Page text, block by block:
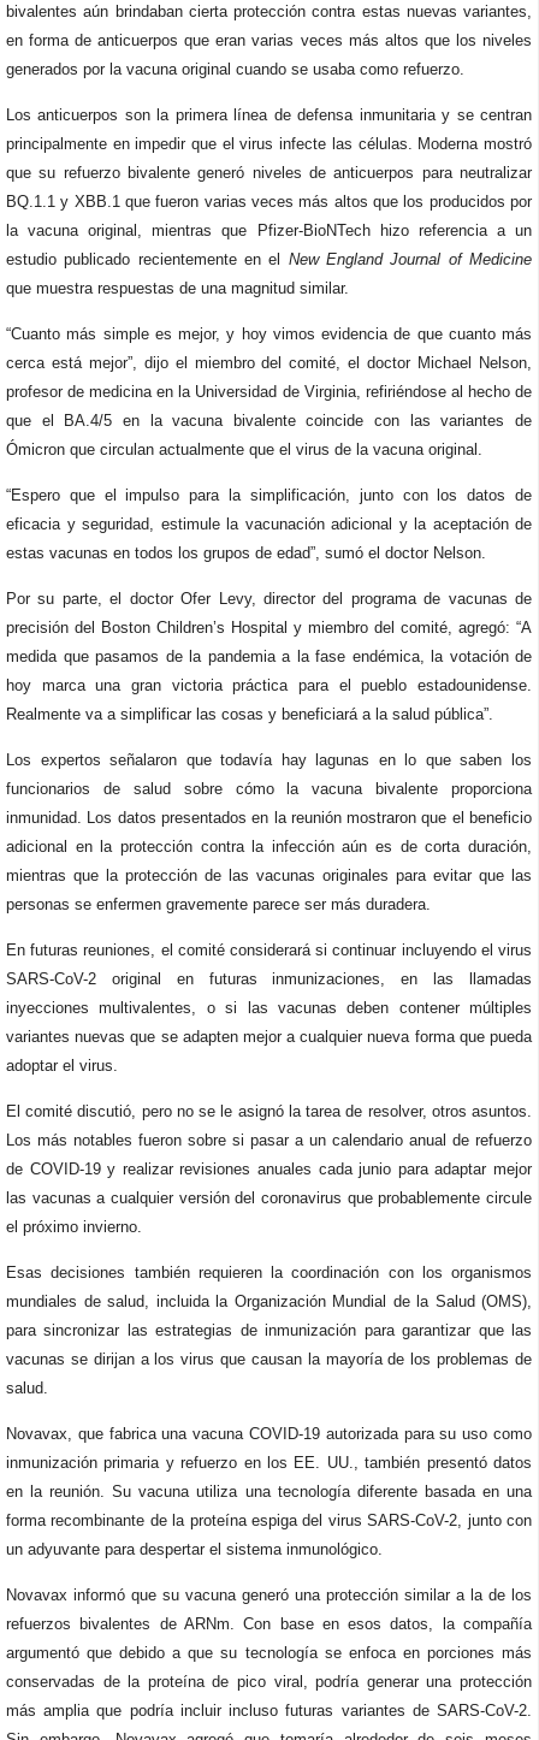
bivalentes aún brindaban cierta protección contra estas nuevas variantes,
en forma de anticuerpos que eran varias veces más altos que los niveles
generados por la vacuna original cuando se usaba como refuerzo.
Los anticuerpos son la primera línea de defensa inmunitaria y se centran
principalmente en impedir que el virus infecte las células. Moderna mostró
que su refuerzo bivalente generó niveles de anticuerpos para neutralizar
BQ.1.1 y XBB.1 que fueron varias veces más altos que los producidos por
la vacuna original, mientras que Pfizer-BioNTech hizo referencia a un
estudio publicado recientemente en el New England Journal of Medicine
que muestra respuestas de una magnitud similar.
“Cuanto más simple es mejor, y hoy vimos evidencia de que cuanto más
cerca está mejor”, dijo el miembro del comité, el doctor Michael Nelson,
profesor de medicina en la Universidad de Virginia, refiriéndose al hecho de
que el BA.4/5 en la vacuna bivalente coincide con las variantes de
Ómicron que circulan actualmente que el virus de la vacuna original.
“Espero que el impulso para la simplificación, junto con los datos de
eficacia y seguridad, estimule la vacunación adicional y la aceptación de
estas vacunas en todos los grupos de edad”, sumó el doctor Nelson.
Por su parte, el doctor Ofer Levy, director del programa de vacunas de
precisión del Boston Children’s Hospital y miembro del comité, agregó: “A
medida que pasamos de la pandemia a la fase endémica, la votación de
hoy marca una gran victoria práctica para el pueblo estadounidense.
Realmente va a simplificar las cosas y beneficiará a la salud pública”.
Los expertos señalaron que todavía hay lagunas en lo que saben los
funcionarios de salud sobre cómo la vacuna bivalente proporciona
inmunidad. Los datos presentados en la reunión mostraron que el beneficio
adicional en la protección contra la infección aún es de corta duración,
mientras que la protección de las vacunas originales para evitar que las
personas se enfermen gravemente parece ser más duradera.
En futuras reuniones, el comité considerará si continuar incluyendo el virus
SARS-CoV-2 original en futuras inmunizaciones, en las llamadas
inyecciones multivalentes, o si las vacunas deben contener múltiples
variantes nuevas que se adapten mejor a cualquier nueva forma que pueda
adoptar el virus.
El comité discutió, pero no se le asignó la tarea de resolver, otros asuntos.
Los más notables fueron sobre si pasar a un calendario anual de refuerzo
de COVID-19 y realizar revisiones anuales cada junio para adaptar mejor
las vacunas a cualquier versión del coronavirus que probablemente circule
el próximo invierno.
Esas decisiones también requieren la coordinación con los organismos
mundiales de salud, incluida la Organización Mundial de la Salud (OMS),
para sincronizar las estrategias de inmunización para garantizar que las
vacunas se dirijan a los virus que causan la mayoría de los problemas de
salud.
Novavax, que fabrica una vacuna COVID-19 autorizada para su uso como
inmunización primaria y refuerzo en los EE. UU., también presentó datos
en la reunión. Su vacuna utiliza una tecnología diferente basada en una
forma recombinante de la proteína espiga del virus SARS-CoV-2, junto con
un adyuvante para despertar el sistema inmunológico.
Novavax informó que su vacuna generó una protección similar a la de los
refuerzos bivalentes de ARNm. Con base en esos datos, la compañía
argumentó que debido a que su tecnología se enfoca en porciones más
conservadas de la proteína de pico viral, podría generar una protección
más amplia que podría incluir incluso futuras variantes de SARS-CoV-2.